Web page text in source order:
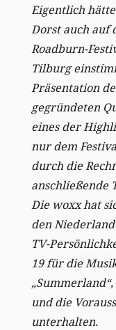
Eigentlich
Dorst auch auf
Roadburn-
Tilburg
Präsentation
gegründeten
eines der
nur dem
durch die
anschließende
Die woxx hat
den
TV-
19 für die
und die
unterhalten.